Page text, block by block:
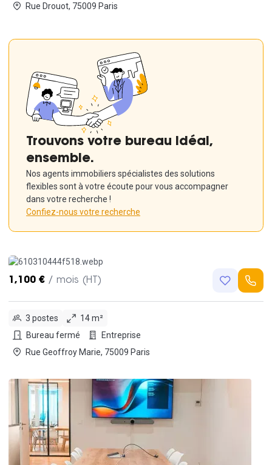
Rue Drouot, 75009 Paris
Trouvons votre bureau idéal,
ensemble.
Nos agents immobiliers spécialistes des solutions
flexibles sont à votre écoute pour vous accompagner
dans votre recherche !
Confiez-nous votre recherche
1,100 € / mois (HT)
3 postes
14 m²
Bureau fermé
Entreprise
Rue Geoffroy Marie, 75009 Paris